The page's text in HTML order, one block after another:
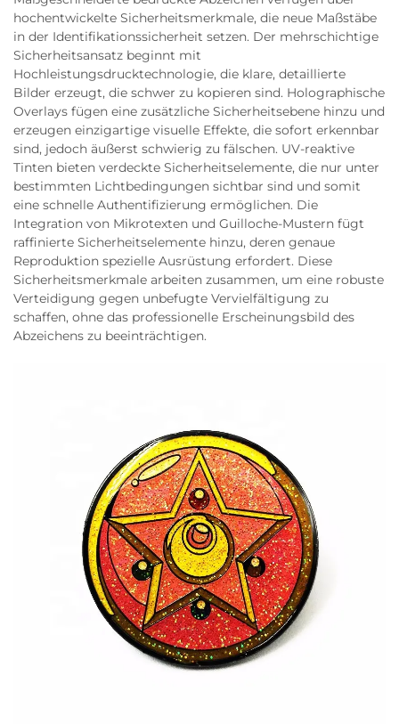
hochentwickelte Sicherheitsmerkmale, die neue Maßstäbe
in der Identifikationssicherheit setzen. Der mehrschichtige
Sicherheitsansatz beginnt mit
Hochleistungsdrucktechnologie, die klare, detaillierte
Bilder erzeugt, die schwer zu kopieren sind. Holographische
Overlays fügen eine zusätzliche Sicherheitsebene hinzu und
erzeugen einzigartige visuelle Effekte, die sofort erkennbar
sind, jedoch äußerst schwierig zu fälschen. UV-reaktive
Tinten bieten verdeckte Sicherheitselemente, die nur unter
bestimmten Lichtbedingungen sichtbar sind und somit
eine schnelle Authentifizierung ermöglichen. Die
Integration von Mikrotexten und Guilloche-Mustern fügt
raffinierte Sicherheitselemente hinzu, deren genaue
Reproduktion spezielle Ausrüstung erfordert. Diese
Sicherheitsmerkmale arbeiten zusammen, um eine robuste
Verteidigung gegen unbefugte Vervielfältigung zu
schaffen, ohne das professionelle Erscheinungsbild des
Abzeichens zu beeinträchtigen.